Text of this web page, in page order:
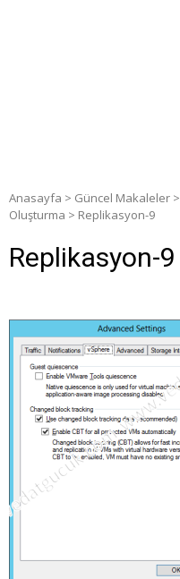
Anasayfa > Güncel Makaleler >
Oluşturma > Replikasyon-9
Replikasyon-9